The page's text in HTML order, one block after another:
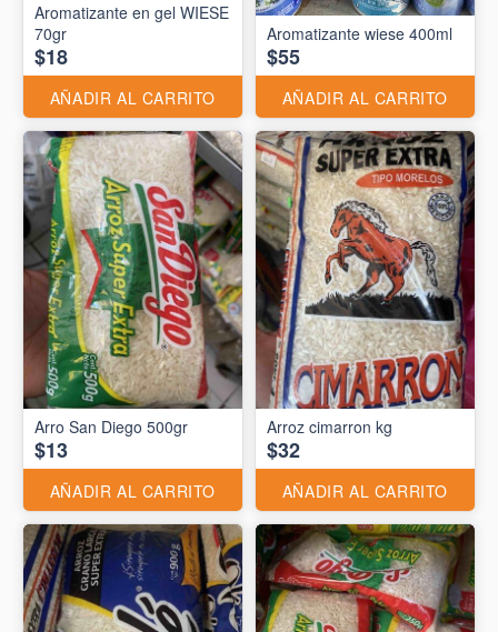
Aromatizante en gel WIESE
70gr
$18
AÑADIR AL CARRITO
Aromatizante wiese 400ml
$55
AÑADIR AL CARRITO
Arro San Diego 500gr
$13
AÑADIR AL CARRITO
Arroz cimarron kg
$32
AÑADIR AL CARRITO